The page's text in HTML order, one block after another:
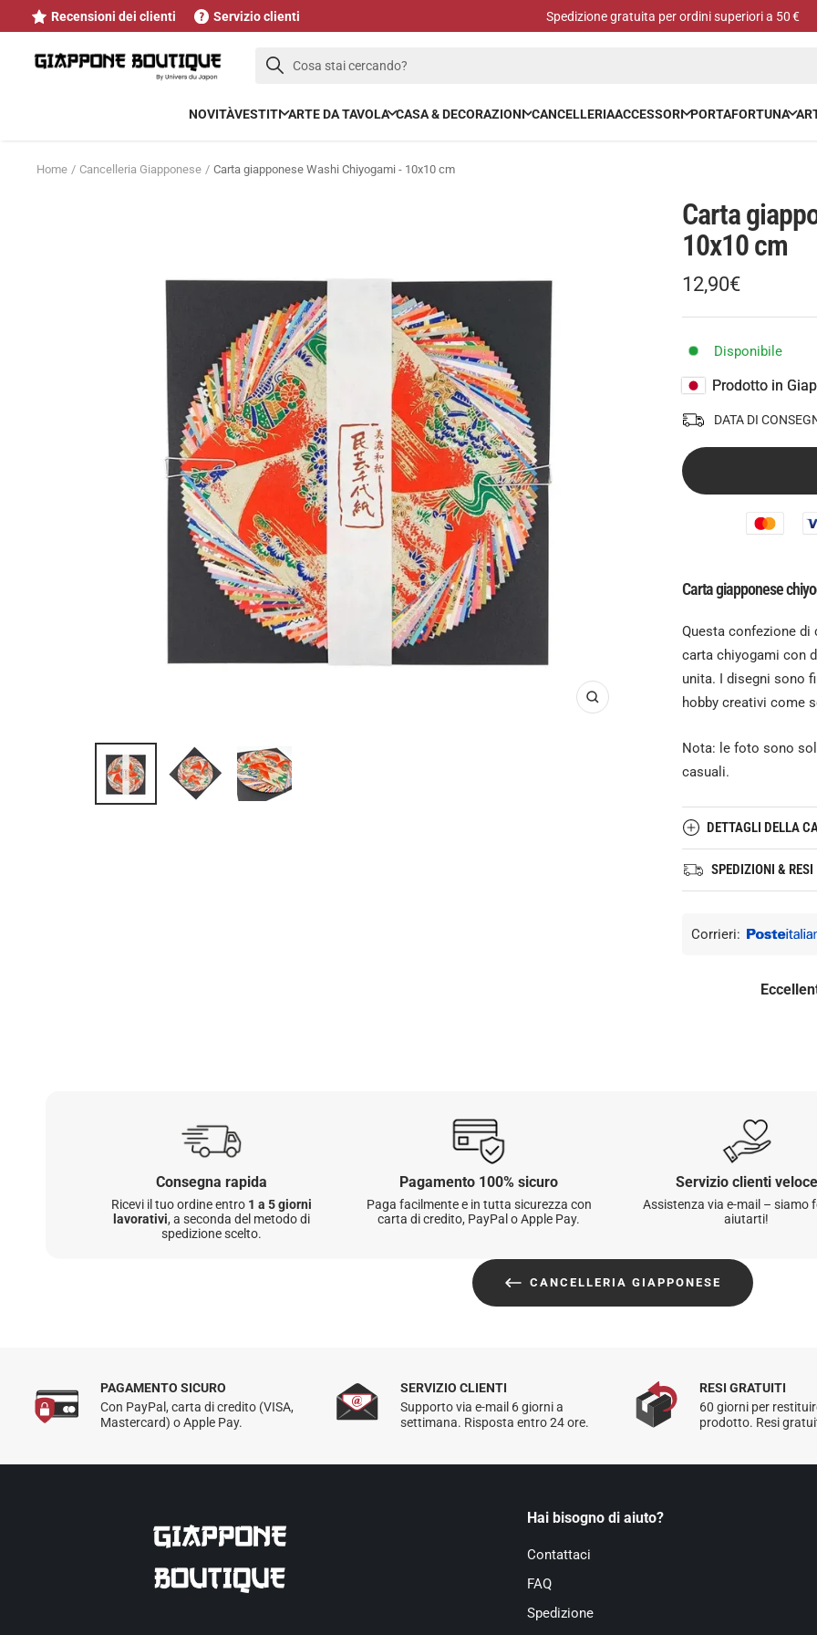
al
contenuto
Spedizione gratuita per ordini superiori a 50 €
Recensioni dei clienti Servizio clienti
Cosa stai cercando?
NOVITÀVESTITI ARTE DA TAVOLA CASA & DECORAZIONI CANCELLERIAACCESSORI PORTAFORTUNA
Home Cancelleria Giapponese Carta giapponese Washi Chiyogami - 10x10 cm
Ingrandisci
Carta
10x10 cm
Prezzo
di
vendita
12,90€
Disponibile
Prodotto in
DATA DI
Carta giapponese
Questa confezione
carta chiyogami con
unita. I disegni sono
hobby creativi come
Nota: le foto sono
casuali.
DETTAGLI DELLA
20 fogli di carta
Dimensioni: 10 x
SPEDIZIONI & RESI
3 a 6 giorni
Per maggiori dettagli
Per maggiori
Corrieri:
Consegna rapida
Ricevi il tuo ordine entro 1 a 5 giorni
lavorativi, a seconda del metodo di
spedizione scelto.
Pagamento 100% sicuro
Paga facilmente e in tutta sicurezza con
carta di credito, PayPal o Apple Pay.
Servizio clienti veloce
Assistenza via e-mail – siamo
aiutarti!
CANCELLERIA GIAPPONESE
PAGAMENTO SICURO
Con PayPal, carta di credito (VISA,
Mastercard) o Apple Pay.
SERVIZIO CLIENTI
Supporto via e-mail 6 giorni a
settimana. Risposta entro 24 ore.
RESI GRATUITI
60 giorni per
prodotto. Resi
Hai bisogno di aiuto?
Contattaci
FAQ
Spedizione